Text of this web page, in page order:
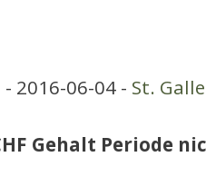
- 2016-06-04 - St.
Gehalt Periode